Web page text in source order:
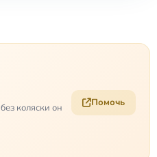
коляски он
Помочь